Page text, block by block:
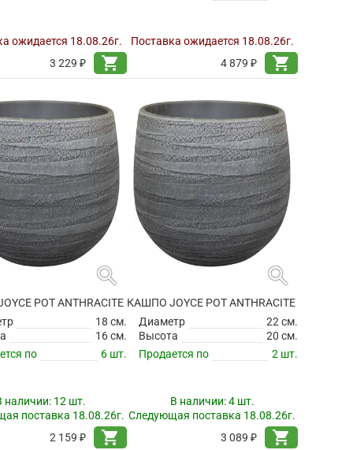
ожидается 18.08.26г.
3 229 ₽
shopping_cart
Поставка ожидается 18.08.26г.
4 879 ₽
shopping_cart
search
POT ANTHRACITE
18 см.
16 см.
по
6 шт.
наличии: 12 шт.
поставка 18.08.26г.
2 159 ₽
shopping_cart
search
КАШПО JOYCE POT ANTHRACITE
Диаметр
22 см.
Высота
20 см.
Продается по
2 шт.
В наличии:4 шт.
Следующая поставка 18.08.26г.
3 089 ₽
shopping_cart